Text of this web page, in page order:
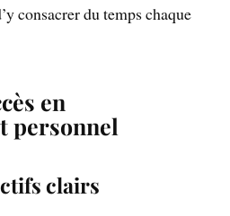
consacrer du temps chaque
en
personnel
clairs